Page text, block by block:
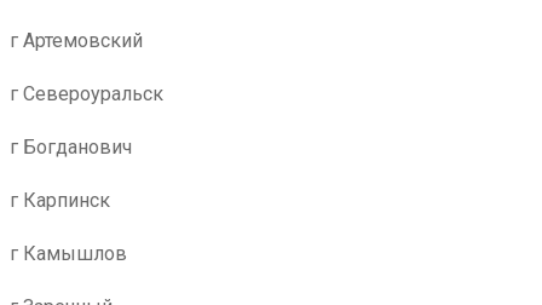
г Артемовский
г Североуральск
г Богданович
г Карпинск
г Камышлов